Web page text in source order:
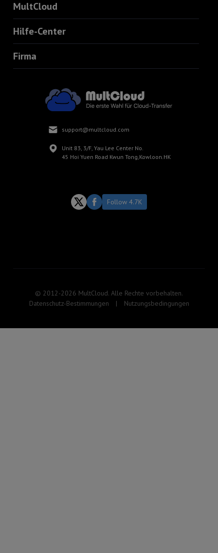
MultCloud
Hilfe-Center
Firma
support@multcloud.com
Unit 83, 3/F, Yau Lee Center No.
45 Hoi Yuen Road Kwun Tong,Kowloon.HK
Follow 4.7K
© 2012-2026 MultCloud. Alle Rechte vorbehalten.
Datenschutz-Bestimmungen
| Nutzungsbedingungen